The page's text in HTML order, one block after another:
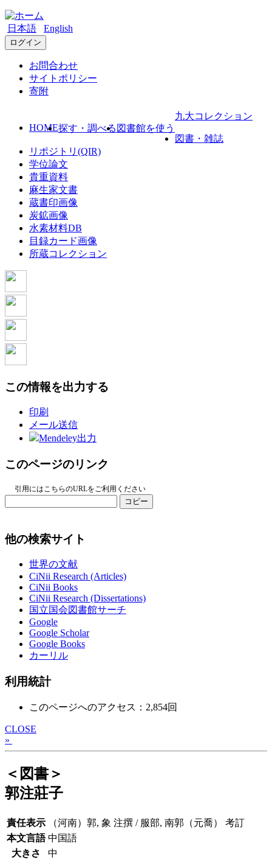
日本語 English
ログイン
お問合わせ
サイトポリシー
寄附
HOME探す・調べる 図書館を使う
九大コレクション
図書・雑誌
リポジトリ(QIR)
学位論文
貴重資料
麻生家文書
蔵書印画像
炭鉱画像
水素材料DB
目録カード画像
所蔵コレクション
この情報を出力する
印刷
メール送信
Mendeley出力
このページのリンク
引用にはこちらのURLをご利用ください
コピー
他の検索サイト
世界の文献
CiNii Research (Articles)
CiNii Books
CiNii Research (Dissertations)
国立国会図書館サーチ
Google
Google Scholar
Google Books
カーリル
利用統計
このページへのアクセス：2,854回
CLOSE
»
＜図書＞
郭注莊子
責任表示
（河南）郭, 象 注撰 / 服部, 南郭（元喬） 考訂
本文言語 中国語
大きさ
中